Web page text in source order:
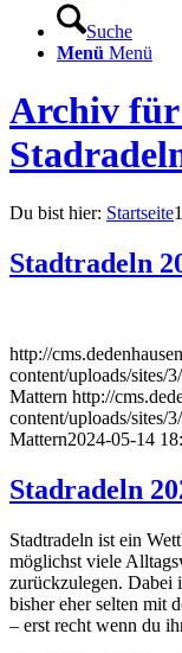
Suche
Menü Menü
Archiv für
Du bist hier: Startseite1
Stadtradeln
http://
content/uploads/sites/
Mattern http://
content/uploads/sites/
Mattern2024-05-14
Stadradeln
Stadtradeln ist ein
möglichst viele
zurückzulegen. Dabei
bisher eher selten mit
– erst recht wenn du